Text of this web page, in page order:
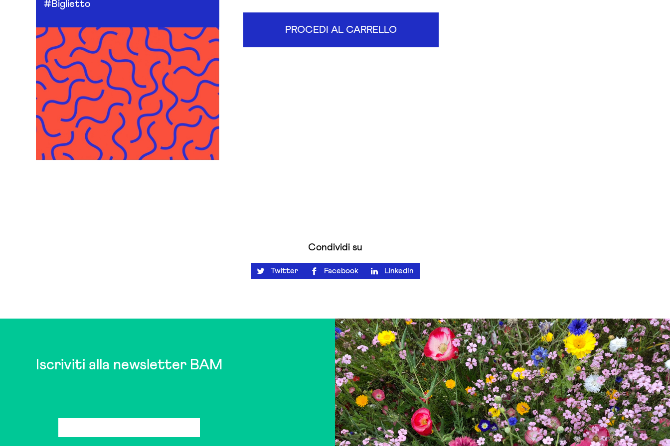
#Biglietto
PROCEDI AL CARRELLO
Condividi su
Twitter Facebook LinkedIn
Iscriviti alla newsletter BAM